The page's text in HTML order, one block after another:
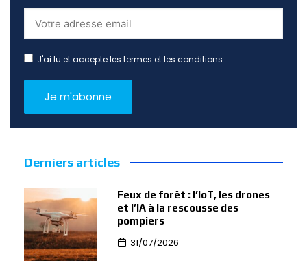
J'ai lu et accepte les termes et les conditions
Derniers articles
Feux de forêt : l’IoT, les drones
et l’IA à la rescousse des
pompiers
31/07/2026